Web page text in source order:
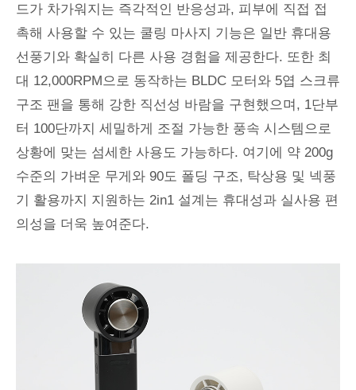
드가 차가워지는 즉각적인 반응성과, 피부에 직접 접
촉해 사용할 수 있는 쿨링 마사지 기능은 일반 휴대용
선풍기와 확실히 다른 사용 경험을 제공한다. 또한 최
대 12,000RPM으로 동작하는 BLDC 모터와 5엽 스크류
구조 팬을 통해 강한 직선성 바람을 구현했으며, 1단부
터 100단까지 세밀하게 조절 가능한 풍속 시스템으로
상황에 맞는 섬세한 사용도 가능하다. 여기에 약 200g
수준의 가벼운 무게와 90도 폴딩 구조, 탁상용 및 넥풍
기 활용까지 지원하는 2in1 설계는 휴대성과 실사용 편
의성을 더욱 높여준다.